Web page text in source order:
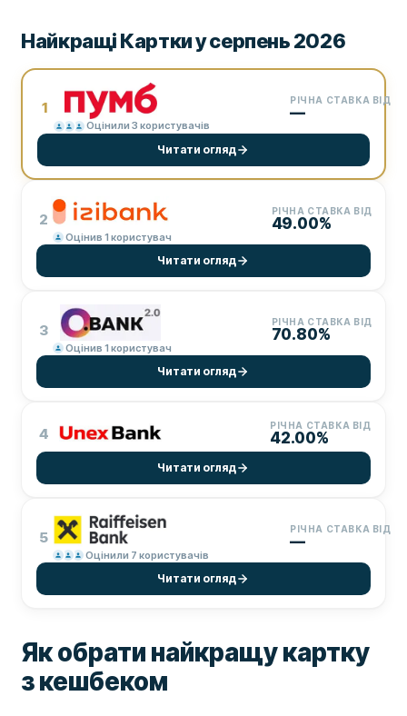
Найкращі Картки у серпень 2026
1
Оцінили 3 користувачів
РІЧНА СТАВКА ВІД
—
Читати огляд
2
Оцінив 1 користувач
РІЧНА СТАВКА ВІД
49.00%
Читати огляд
3
Оцінив 1 користувач
РІЧНА СТАВКА ВІД
70.80%
Читати огляд
4 РІЧНА СТАВКА ВІД
42.00%
Читати огляд
5
Оцінили 7 користувачів
РІЧНА СТАВКА ВІД
—
Читати огляд
Як обрати найкращу картку
з кешбеком